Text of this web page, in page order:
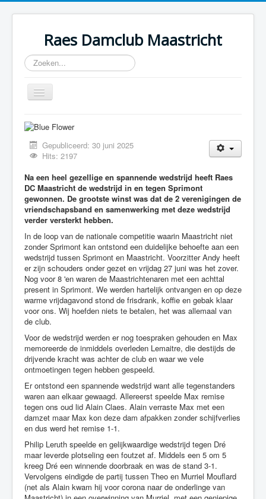
Raes Damclub Maastricht
Zoeken...
Toggle
Navigation
Home
Onderlinge Competitie
1e tiental landelijk
CT Limburg
Gepubliceerd: 30 juni 2025
Hits: 2197
Na een heel gezellige en spannende wedstrijd heeft Raes
DC Maastricht de wedstrijd in en tegen Sprimont
gewonnen. De grootste winst was dat de 2 verenigingen de
vriendschapsband en samenwerking met deze wedstrijd
verder versterkt hebben.
In de loop van de nationale competitie waarin Maastricht niet
zonder Sprimont kan ontstond een duidelijke behoefte aan een
wedstrijd tussen Sprimont en Maastricht. Voorzitter Andy heeft
er zijn schouders onder gezet en vrijdag 27 juni was het zover.
Nog voor 8 'en waren de Maastrichtenaren met een achttal
present in Sprimont. We werden hartelijk ontvangen en op deze
warme vrijdagavond stond de frisdrank, koffie en gebak klaar
voor ons. Wij hoefden niets te betalen, het was allemaal van
de club.
Voor de wedstrijd werden er nog toespraken gehouden en Max
memoreerde de inmiddels overleden Lemaitre, die destijds de
drijvende kracht was achter de club en waar we vele
ontmoetingen tegen hebben gespeeld.
Er ontstond een spannende wedstrijd want alle tegenstanders
waren aan elkaar gewaagd. Allereerst speelde Max remise
tegen ons oud lid Alain Claes. Alain verraste Max met een
damzet maar Max kon deze dam afpakken zonder schijfverlies
en dus werd het remise 1-1.
Philip Leruth speelde en gelijkwaardige wedstrijd tegen Dré
maar leverde plotseling een foutzet af. Middels een 5 om 5
kreeg Dré een winnende doorbraak en was de stand 3-1.
Vervolgens eindigde de partij tussen Theo en Murriel Mouflard
(net als Alain kwam hij voor corona naar de onderlinge van